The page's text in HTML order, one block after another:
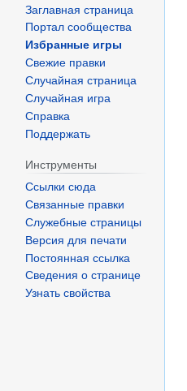
Заглавная страница
Портал сообщества
Избранные игры
Свежие правки
Случайная страница
Случайная игра
Справка
Поддержать
Инструменты
Ссылки сюда
Связанные правки
Служебные страницы
Версия для печати
Постоянная ссылка
Сведения о странице
Узнать свойства